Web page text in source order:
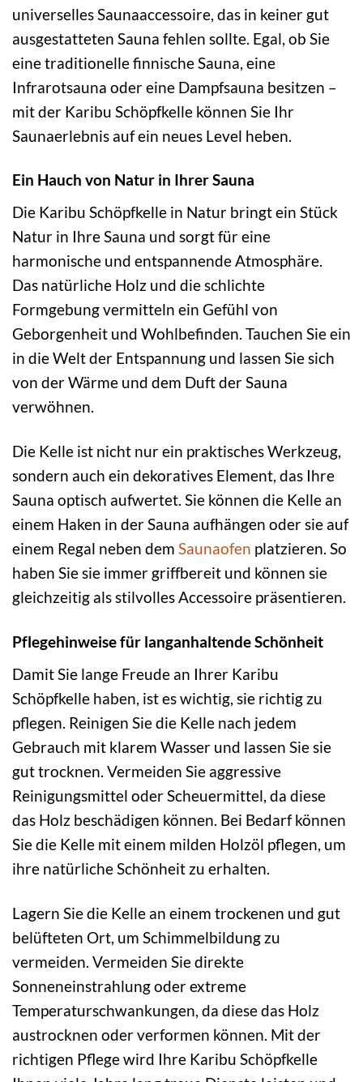
universelles Saunaaccessoire, das in keiner gut
ausgestatteten Sauna fehlen sollte. Egal, ob Sie
eine traditionelle finnische Sauna, eine
Infrarotsauna oder eine Dampfsauna besitzen –
mit der Karibu Schöpfkelle können Sie Ihr
Saunaerlebnis auf ein neues Level heben.
Ein Hauch von Natur in Ihrer Sauna
Die Karibu Schöpfkelle in Natur bringt ein Stück
Natur in Ihre Sauna und sorgt für eine
harmonische und entspannende Atmosphäre.
Das natürliche Holz und die schlichte
Formgebung vermitteln ein Gefühl von
Geborgenheit und Wohlbefinden. Tauchen Sie ein
in die Welt der Entspannung und lassen Sie sich
von der Wärme und dem Duft der Sauna
verwöhnen.
Die Kelle ist nicht nur ein praktisches Werkzeug,
sondern auch ein dekoratives Element, das Ihre
Sauna optisch aufwertet. Sie können die Kelle an
einem Haken in der Sauna aufhängen oder sie auf
einem Regal neben dem Saunaofen platzieren. So
haben Sie sie immer griffbereit und können sie
gleichzeitig als stilvolles Accessoire präsentieren.
Pflegehinweise für langanhaltende Schönheit
Damit Sie lange Freude an Ihrer Karibu
Schöpfkelle haben, ist es wichtig, sie richtig zu
pflegen. Reinigen Sie die Kelle nach jedem
Gebrauch mit klarem Wasser und lassen Sie sie
gut trocknen. Vermeiden Sie aggressive
Reinigungsmittel oder Scheuermittel, da diese
das Holz beschädigen können. Bei Bedarf können
Sie die Kelle mit einem milden Holzöl pflegen, um
ihre natürliche Schönheit zu erhalten.
Lagern Sie die Kelle an einem trockenen und gut
belüfteten Ort, um Schimmelbildung zu
vermeiden. Vermeiden Sie direkte
Sonneneinstrahlung oder extreme
Temperaturschwankungen, da diese das Holz
austrocknen oder verformen können. Mit der
richtigen Pflege wird Ihre Karibu Schöpfkelle